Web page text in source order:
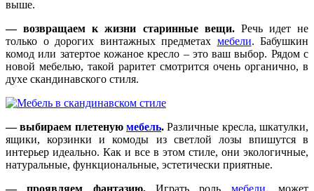
выше.
— возвращаем к жизни старинные вещи.Речь идет не
только о дорогих винтажных предметах мебели. Бабушкин
комод или затертое кожаное кресло – это ваш выбор. Рядом с
новой мебелью, такой раритет смотрится очень органично, в
духе скандинавского стиля.
— выбираем плетеную мебель. Различные кресла, шкатулки,
ящики, корзинки и комоды из светлой лозы впишутся в
интерьер идеально. Как и все в этом стиле, они экологичные,
натуральные, функциональные, эстетически приятные.
— проявляем фантазию.Играть роль мебели, может